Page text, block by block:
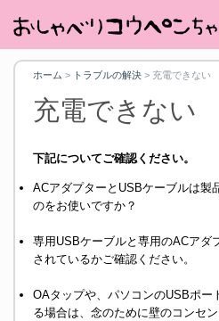
ホーム > トラブルの解決 > 充電できない
充電できない
下記についてご確認ください。
ACアダプターとUSBケーブルは製
のをお使いですか？
専用USBケーブルと専用のACアダ
されているかご確認ください。
OAタップや、パソコンのUSBポー
る場合は、念のために壁のコンセ